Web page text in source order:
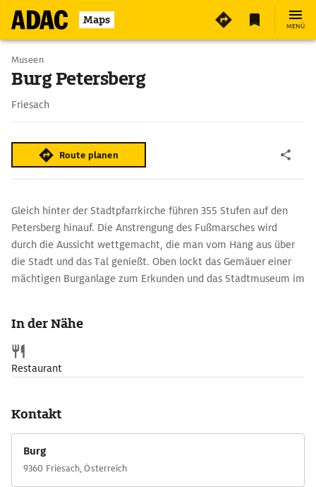
Maps MENÜ
Museen
Burg Petersberg
Friesach
Route planen
Gleich hinter der Stadtpfarrkirche führen 355 Stufen auf den
Petersberg hinauf. Die Anstrengung des Fußmarsches wird
durch die Aussicht wettgemacht, die man vom Hang aus über
die Stadt und das Tal genießt. Oben lockt das Gemäuer einer
mächtigen Burganlage zum Erkunden und das Stadtmuseum im
Christianisierung im 9. Jh.
In der Nähe
Restaurant
Kontakt
Burg
9360 Friesach, Österreich